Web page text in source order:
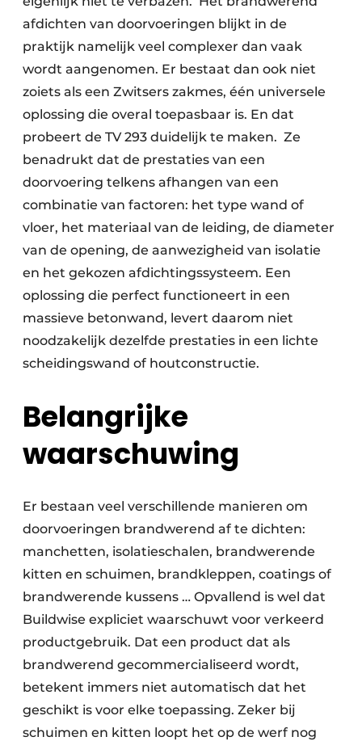
afdichten van doorvoeringen blijkt in de
praktijk namelijk veel complexer dan vaak
wordt aangenomen. Er bestaat dan ook niet
zoiets als een Zwitsers zakmes, één universele
oplossing die overal toepasbaar is. En dat
probeert de TV 293 duidelijk te maken. Ze
benadrukt dat de prestaties van een
doorvoering telkens afhangen van een
combinatie van factoren: het type wand of
vloer, het materiaal van de leiding, de diameter
van de opening, de aanwezigheid van isolatie
en het gekozen afdichtingssysteem. Een
oplossing die perfect functioneert in een
massieve betonwand, levert daarom niet
noodzakelijk dezelfde prestaties in een lichte
scheidingswand of houtconstructie.
Belangrijke
waarschuwing
Er bestaan veel verschillende manieren om
doorvoeringen brandwerend af te dichten:
manchetten, isolatieschalen, brandwerende
kitten en schuimen, brandkleppen, coatings of
brandwerende kussens … Opvallend is wel dat
Buildwise expliciet waarschuwt voor verkeerd
productgebruik. Dat een product dat als
brandwerend gecommercialiseerd wordt,
betekent immers niet automatisch dat het
geschikt is voor elke toepassing. Zeker bij
schuimen en kitten loopt het op de werf nog